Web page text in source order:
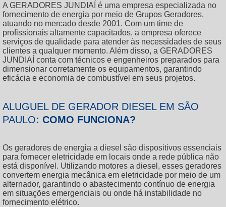
A GERADORES JUNDIAÍ é uma empresa especializada no
fornecimento de energia por meio de Grupos Geradores,
atuando no mercado desde 2001. Com um time de
profissionais altamente capacitados, a empresa oferece
serviços de qualidade para atender às necessidades de seus
clientes a qualquer momento. Além disso, a GERADORES
JUNDIAÍ conta com técnicos e engenheiros preparados para
dimensionar corretamente os equipamentos, garantindo
eficácia e economia de combustível em seus projetos.
ALUGUEL DE GERADOR DIESEL EM SÃO
PAULO: COMO FUNCIONA?
Os geradores de energia a diesel são dispositivos essenciais
para fornecer eletricidade em locais onde a rede pública não
está disponível. Utilizando motores a diesel, esses geradores
convertem energia mecânica em eletricidade por meio de um
alternador, garantindo o abastecimento contínuo de energia
em situações emergenciais ou onde há instabilidade no
fornecimento elétrico.